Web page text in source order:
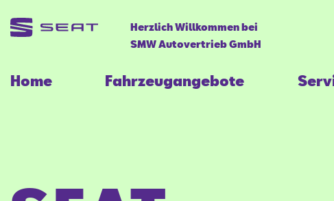
Herzlich Willkommen bei
SMW Autovertrieb GmbH
Home Fahrzeugangebote